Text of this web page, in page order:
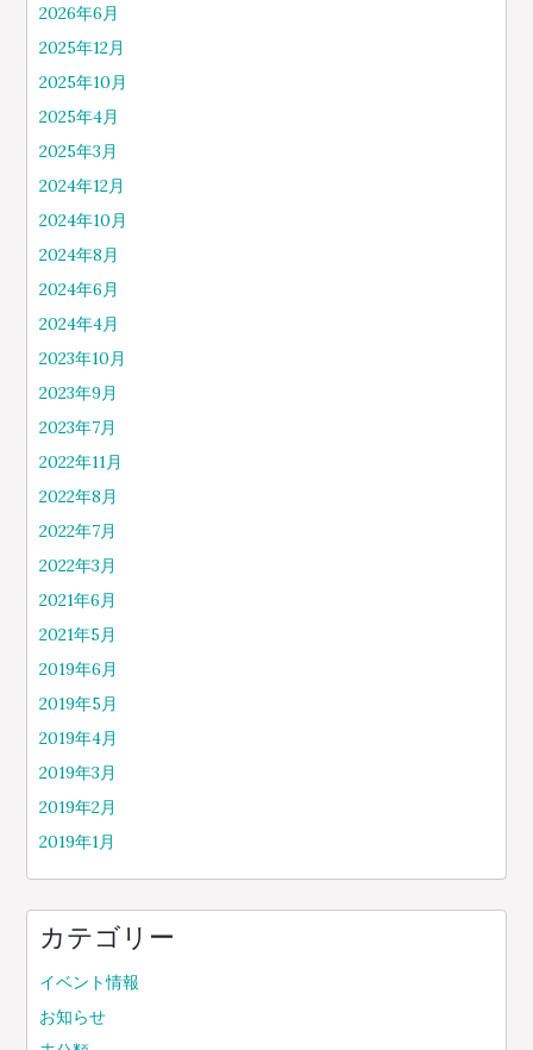
2026年6月
2025年12月
2025年10月
2025年4月
2025年3月
2024年12月
2024年10月
2024年8月
2024年6月
2024年4月
2023年10月
2023年9月
2023年7月
2022年11月
2022年8月
2022年7月
2022年3月
2021年6月
2021年5月
2019年6月
2019年5月
2019年4月
2019年3月
2019年2月
2019年1月
カテゴリー
イベント情報
お知らせ